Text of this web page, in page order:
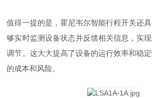
值得一提的是，霍尼韦尔智能行程开关还
够实时监测设备状态并反馈相关信息，实
调节。这大大提高了设备的运行效率和稳
的成本和风险。